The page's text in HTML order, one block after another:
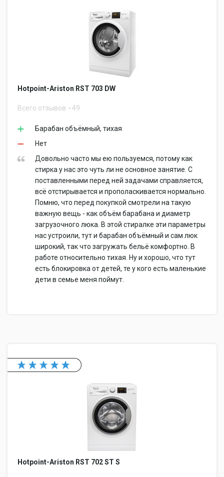
Hotpoint-Ariston RST 703 DW
Всего отзывов 49
Барабан объёмный, тихая
Нет
Довольно часто мы ею пользуемся, потому как
стирка у нас это чуть ли не основное занятие. С
поставленными перед ней задачами справляется,
всё отстирывается и прополаскивается нормально.
Помню, что перед покупкой смотрели на такую
важную вещь - как объём барабана и диаметр
загрузочного люка. В этой стиралке эти параметры
нас устроили, тут и барабан объёмный и сам люк
широкий, так что загружать бельё комфортно. В
работе относительно тихая. Ну и хорошо, что тут
есть блокировка от детей, те у кого есть маленькие
дети в семье меня поймут.
Hotpoint-Ariston RST 702 ST S